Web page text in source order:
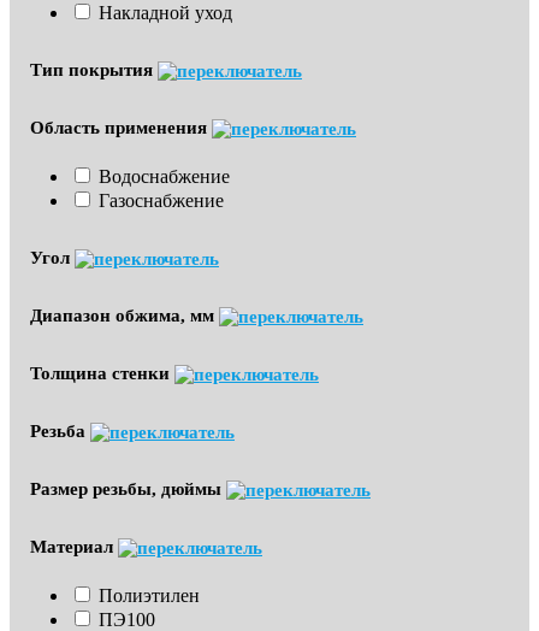
Накладной уход
Тип покрытия
Область применения
Водоснабжение
Газоснабжение
Угол
Диапазон обжима, мм
Толщина стенки
Резьба
Размер резьбы, дюймы
Материал
Полиэтилен
ПЭ100